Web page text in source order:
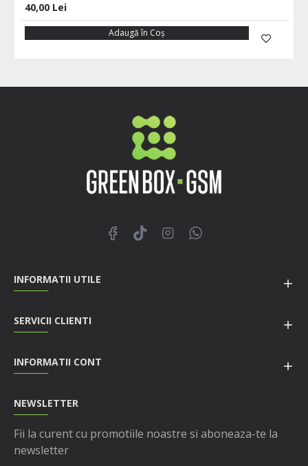
40,00 Lei
Adaugă în Coş
INFORMATII UTILE
SERVICII CLIENTI
INFORMATII CONT
NEWSLETTER
Fii la curent cu promotiile noastre si aboneaza-te la
newsletter